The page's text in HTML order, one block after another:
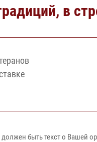
в
быть текст о Вашей